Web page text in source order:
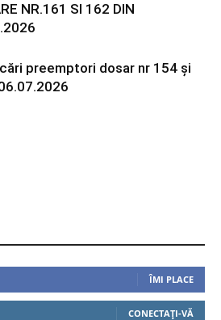
NR.161 SI 162 DIN
preemptori dosar nr 154 și
ÎMI PLACE
CONECTAȚI-VĂ